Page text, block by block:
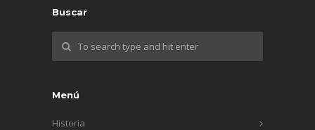
Buscar
Menú
Historia